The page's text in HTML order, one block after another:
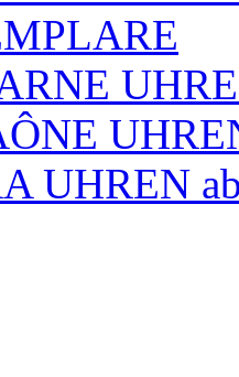
UHREN